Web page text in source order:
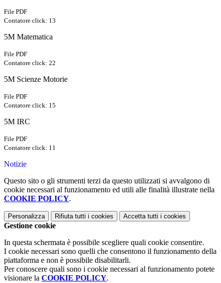
File PDF
Contatore click: 13
5M Matematica
File PDF
Contatore click: 22
5M Scienze Motorie
File PDF
Contatore click: 15
5M IRC
File PDF
Contatore click: 11
Notizie
Questo sito o gli strumenti terzi da questo utilizzati si avvalgono di
cookie necessari al funzionamento ed utili alle finalità illustrate nella
COOKIE POLICY.
Personalizza Rifiuta tutti i cookies Accetta tutti i cookies
Gestione cookie
In questa schermata è possibile scegliere quali cookie consentire.
I cookie necessari sono quelli che consentono il funzionamento della
piattaforma e non è possibile disabilitarli.
Per conoscere quali sono i cookie necessari al funzionamento potete
visionare la COOKIE POLICY.